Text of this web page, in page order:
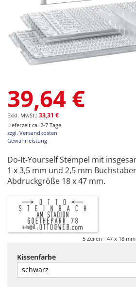
Anfang
der
Bildgalerie
springen
39,64 €
33,31 €
Lieferzeit ca. 2-7 Tage
zzgl. Versandkosten
Gewährleistung
Do-It-Yourself Stempel mit
1 x 3,5 mm und 2,5 mm
Abdruckgröße 18 x 47 mm.
5 Zeilen 47 x 18 mm
Kissenfarbe